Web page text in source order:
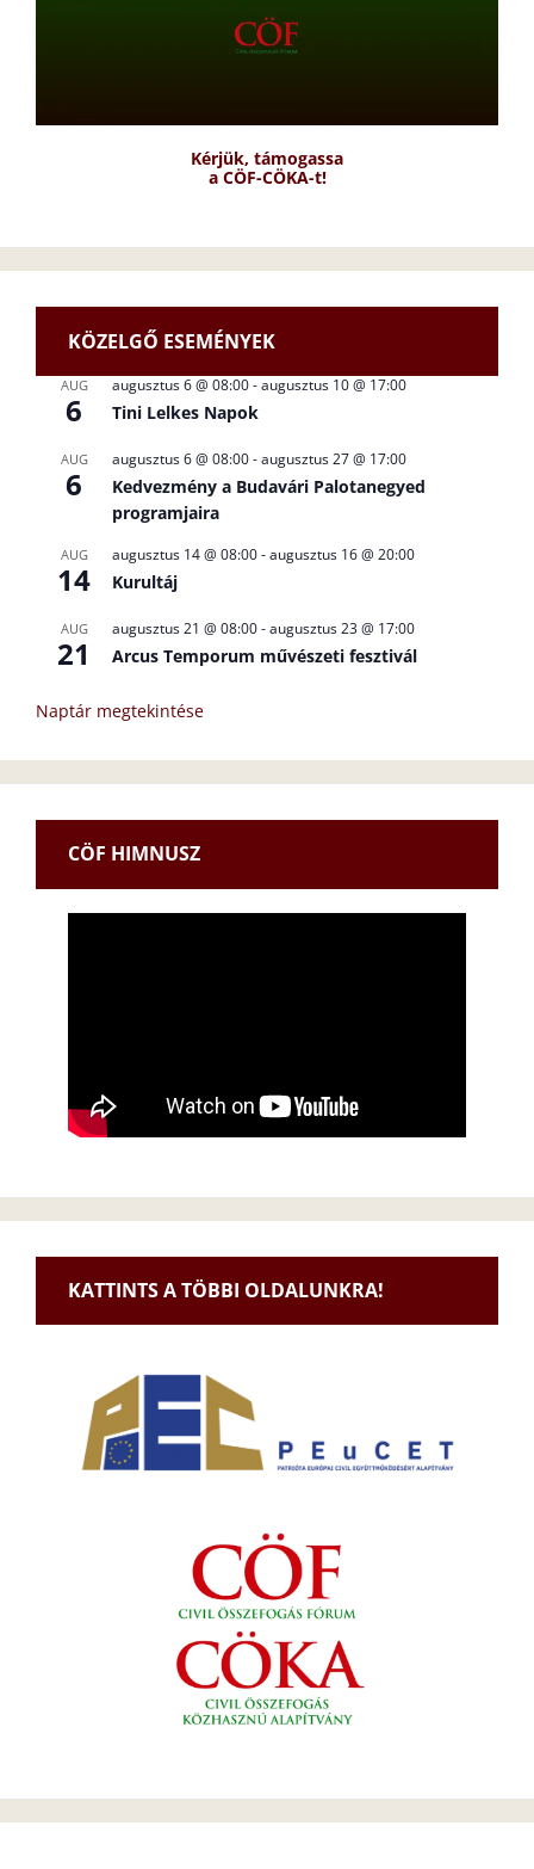
Kérjük, támogassa
a CÖF-CÖKA-t!
KÖZELGŐ ESEMÉNYEK
AUG
6
augusztus 6 @ 08:00-augusztus 10 @ 17:00
Tini Lelkes Napok
AUG
6
augusztus 6 @ 08:00-augusztus 27 @ 17:00
Kedvezmény a Budavári Palotanegyed
programjaira
AUG
14
augusztus 14 @ 08:00-augusztus 16 @ 20:00
Kurultáj
AUG
21
augusztus 21 @ 08:00-augusztus 23 @ 17:00
Arcus Temporum művészeti fesztivál
Naptár megtekintése
CÖF HIMNUSZ
KATTINTS A TÖBBI OLDALUNKRA!